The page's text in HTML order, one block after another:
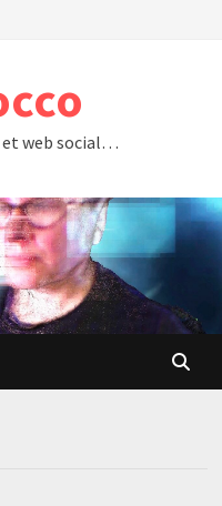
et web social…